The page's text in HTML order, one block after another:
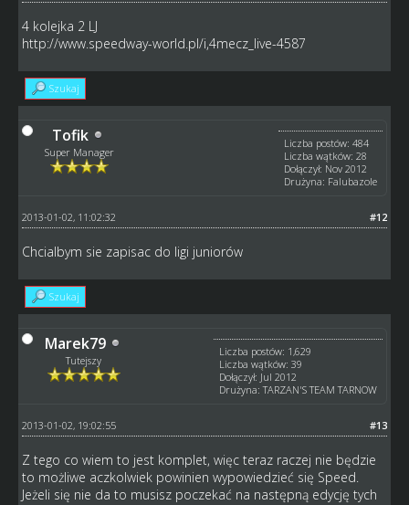
4 kolejka 2 LJ
http://www.speedway-world.pl/i,4mecz_live-4587
Szukaj
Tofik
Super Manager
Liczba postów: 484
Liczba wątków: 28
Dołączył: Nov 2012
Drużyna: Falubazole
#12
2013-01-02, 11:02:32
Chcialbym sie zapisac do ligi juniorów
Szukaj
Marek79
Tutejszy
Liczba postów: 1,629
Liczba wątków: 39
Dołączył: Jul 2012
Drużyna: TARZAN'S TEAM TARNOW
#13
2013-01-02, 19:02:55
Z tego co wiem to jest komplet, więc teraz raczej nie będzie
to możliwe aczkolwiek powinien wypowiedzieć się Speed.
Jeżeli się nie da to musisz poczekać na następną edycję tych